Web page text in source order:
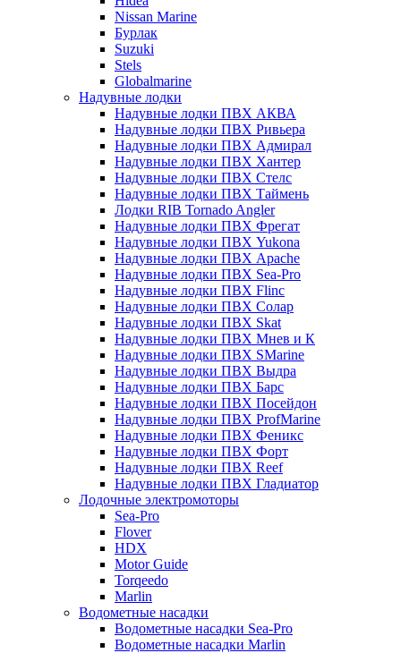
Nissan Marine
Бурлак
Suzuki
Stels
Globalmarine
Надувные лодки
Надувные лодки ПВХ АКВА
Надувные лодки ПВХ Ривьера
Надувные лодки ПВХ Адмирал
Надувные лодки ПВХ Хантер
Надувные лодки ПВХ Стелс
Надувные лодки ПВХ Таймень
Лодки RIB Tornado Angler
Надувные лодки ПВХ Фрегат
Надувные лодки ПВХ Yukona
Надувные лодки ПВХ Apache
Надувные лодки ПВХ Sea-Pro
Надувные лодки ПВХ Flinc
Надувные лодки ПВХ Солар
Надувные лодки ПВХ Skat
Надувные лодки ПВХ Мнев и К
Надувные лодки ПВХ SMarine
Надувные лодки ПВХ Выдра
Надувные лодки ПВХ Барс
Надувные лодки ПВХ Посейдон
Надувные лодки ПВХ ProfMarine
Надувные лодки ПВХ Феникс
Надувные лодки ПВХ Форт
Надувные лодки ПВХ Reef
Надувные лодки ПВХ Гладиатор
Лодочные электромоторы
Sea-Pro
Flover
HDX
Motor Guide
Torqeedo
Marlin
Водометные насадки
Водометные насадки Sea-Pro
Водометные насадки Marlin